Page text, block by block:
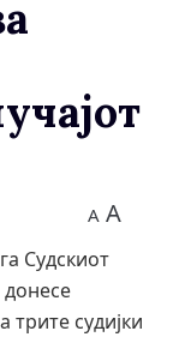
A A
Судскиот
донесе
трите судијки